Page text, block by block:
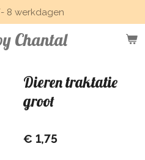
Chantal
8 werkdagen
Dieren traktatie
groot
€ 1,75